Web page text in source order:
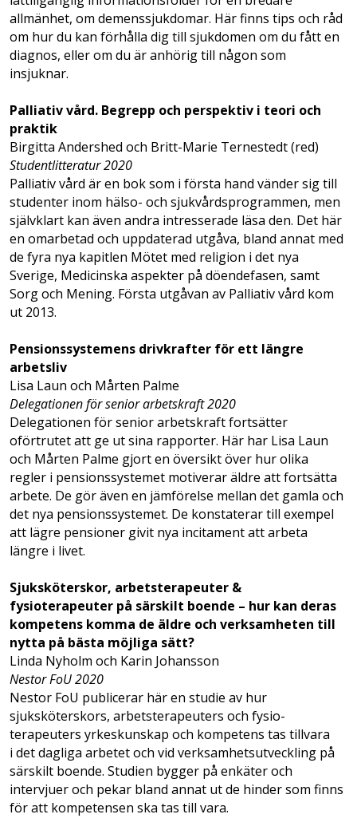
allmänhet, om demenssjukdomar. Här finns tips och råd
om hur du kan förhålla dig till sjukdomen om du fått en
diagnos, eller om du är anhörig till någon som
insjuknar.
Palliativ vård. Begrepp och perspektiv i teori och
praktik
Birgitta Andershed och Britt-Marie Ternestedt (red)
Studentlitteratur 2020
Palliativ vård är en bok som i första hand vänder sig till
studenter inom hälso- och sjukvårdsprogrammen, men
självklart kan även andra intresserade läsa den. Det här
en omarbetad och uppdaterad utgåva, bland annat med
de fyra nya kapitlen Mötet med religion i det nya
Sverige, Medicinska aspekter på döendefasen, samt
Sorg och Mening. Första utgåvan av Palliativ vård kom
ut 2013.
Pensionssystemens drivkrafter för ett längre
arbetsliv
Lisa Laun och Mårten Palme
Delegationen för senior arbetskraft 2020
Delegationen för senior arbetskraft fortsätter
oförtrutet att ge ut sina rapporter. Här har Lisa Laun
och Mårten Palme gjort en översikt över hur olika
regler i pensionssystemet motiverar äldre att fortsätta
arbete. De gör även en jämförelse mellan det gamla och
det nya pensionssystemet. De konstaterar till exempel
att lägre pensioner givit nya incitament att arbeta
längre i livet.
Sjuksköterskor, arbetsterapeuter &
fysioterapeuter på särskilt boende – hur kan deras
kompetens komma de äldre och verksamheten till
nytta på bästa möjliga sätt?
Linda Nyholm och Karin Johansson
Nestor FoU 2020
Nestor FoU publicerar här en studie av hur
sjuksköterskors, arbetsterapeuters och fysio­
terapeuters yrkes­kunskap och kompetens tas tillvara
i det dagliga arbetet och vid verksamhetsutveckling på
särskilt boende. Studien bygger på enkäter och
intervjuer och pekar bland annat ut de hinder som finns
för att kompetensen ska tas till vara.